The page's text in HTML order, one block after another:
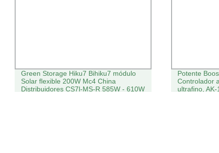
Green Storage Hiku7 Bihiku7 módulo
Solar flexible 200W Mc4 China
Distribuidores CS7l-MS-R 585W - 610W
Potente
Controlador
ultrafino,